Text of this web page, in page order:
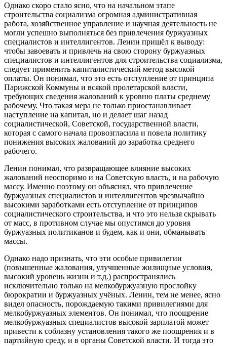
Однако скоро стало ясно, что на начальном этапе
строительства социализма огромная административная
работа, хозяйственное управление и научная деятельность не
могли успешно выполняться без привлечения буржуазных
специалистов и интеллигентов. Ленин пришёл к выводу:
чтобы завоевать и привлечь на свою сторону буржуазных
специалистов и интеллигентов для строительства социализма,
следует применить капиталистический метод высокой
оплаты. Он понимал, что это есть отступление от принципа
Парижской Коммуны и всякой пролетарской власти,
требующих сведения жалований к уровню платы среднему
рабочему. Что такая мера не только приостанавливает
наступление на капитал, но и делает шаг назад
социалистической, Советской, государственной власти,
которая с самого начала провозгласила и повела политику
понижения высоких жалований до заработка среднего
рабочего.
Ленин понимал, что развращающее влияние высоких
жалований неоспоримо и на Советскую власть, и на рабочую
массу. Именно поэтому он объяснял, что привлечение
буржуазных специалистов и интеллигентов чрезвычайно
высокими заработками есть отступление от принципов
социалистического строительства, и что это нельзя скрывать
от масс, в противном случае мы опустимся до уровня
буржуазных политиканов и будем, как и они, обманывать
массы.
Однако надо признать, что эти особые привилегии
(повышенные жалования, улучшенные жилищные условия,
высокий уровень жизни и т.д.) распространялись
исключительно только на мелкобуржуазную прослойку
бюрократии и буржуазных учёных. Ленин, тем не менее, ясно
видел опасность, порождаемую такими привилегиями для
мелкобуржуазных элементов. Он понимал, что поощрение
мелкобуржуазных специалистов высокой зарплатой может
привести к соблазну установления такого же поощрения и в
партийную среду, и в органы Советской власти. И тогда это